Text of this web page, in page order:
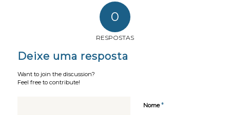
0
RESPOSTAS
Deixe uma resposta
Want to join the discussion?
Feel free to contribute!
Nome*